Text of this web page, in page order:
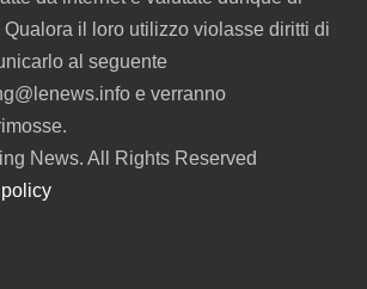
il loro utilizzo violasse diritti di
al seguente
e verranno
News. All Rights Reserved